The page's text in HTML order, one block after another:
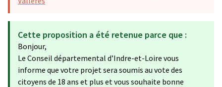
Cette proposition a été retenue parce que :
Bonjour,
Le Conseil départemental d’Indre-et-Loire vous
informe que votre projet sera soumis au vote des
citoyens de 18 ans et plus et vous souhaite bonne